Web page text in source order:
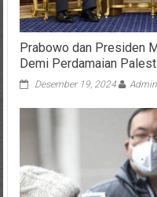
Prabowo dan Presiden
Demi Perdamaian
Desember 19, 2024 Admin